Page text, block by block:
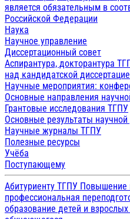
является обязательным в
Российской Федерации
Наука
Научное управление
Диссертационный совет
Аспирантура, докторантура
над кандидатской
Научные мероприятия:
Основные направления
Грантовые исследования ТГПУ
Основные результаты научной
Научные журналы ТГПУ
Полезные ресурсы
Учёба
Поступающему
Абитуриенту ТГПУ Повышение
профессиональная
образование детей и взрослых